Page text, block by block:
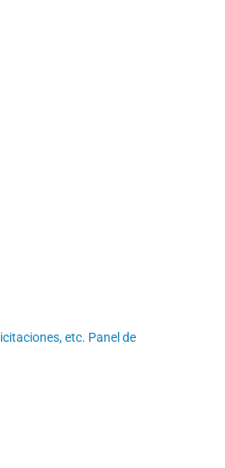
etc. Panel de